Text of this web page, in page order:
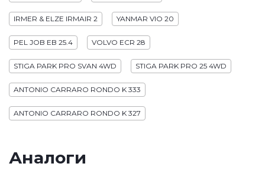
IRMER & ELZE IRMAIR 2 YANMAR VIO 20
PEL JOB EB 25.4 VOLVO ECR 28
STIGA PARK PRO SVAN 4WD STIGA PARK PRO 25 4WD
ANTONIO CARRARO RONDO K 333
ANTONIO CARRARO RONDO K 327
Аналоги